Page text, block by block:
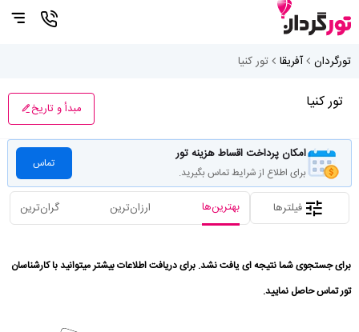
تورگردان آفریقا تور کنیا
تور کنیا مبدأ و تاریخ
امکان پرداخت اقساط هزینه تور
برای اطلاع از شرایط تماس بگیرید.
تماس
فیلترها بهترین‌ها ارزان‌ترین گران‌ترین
برای جستجوی شما نتیجه ای یافت نشد. برای دریافت اطلاعات بیشتر میتوانید با کارشناسان
تور تماس حاصل نمایید.